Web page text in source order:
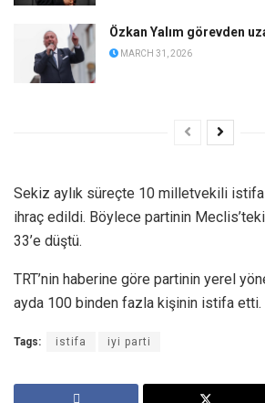
Özkan Yalım görevden
MARCH 31, 2026
Sekiz aylık süreçte 10 milletvekili
ihraç edildi. Böylece partinin
33’e düştü.
TRT’nin haberine göre partinin yerel
ayda 100 binden fazla kişinin istifa etti.
Tags: istifa iyi parti